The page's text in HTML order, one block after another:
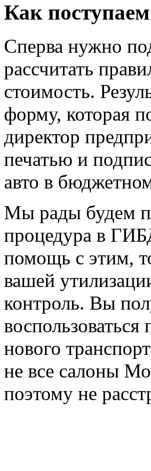
Как
Сперва нужно
рассчитать
стоимость.
форму, которая
директор
печатью и
авто в
Мы рады будем
процедура в
помощь с этим,
вашей
контроль. Вы
нового
не все салоны
поэтому не